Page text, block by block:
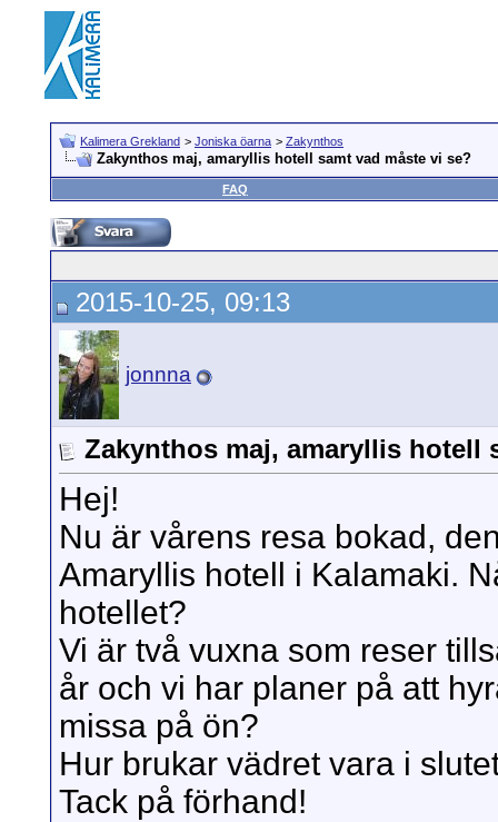
Kalimera Grekland > Joniska öarna > Zakynthos
Zakynthos maj, amaryllis hotell samt vad måste vi se?
FAQ
2015-10-25, 09:13
jonnna
Zakynthos maj, amaryllis hotell
Hej!
Nu är vårens resa bokad,
Amaryllis hotell i Kalamaki.
hotellet?
Vi är två vuxna som reser
år och vi har planer på att
missa på ön?
Hur brukar vädret vara i
Tack på förhand!